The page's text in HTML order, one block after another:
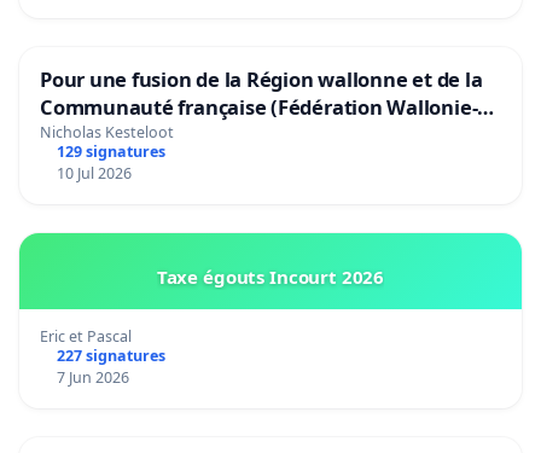
Pour une fusion de la Région wallonne et de la
Communauté française (Fédération Wallonie-
Bruxelles)
Nicholas Kesteloot
129 signatures
10 Jul 2026
Taxe égouts Incourt 2026
Eric et Pascal
227 signatures
7 Jun 2026